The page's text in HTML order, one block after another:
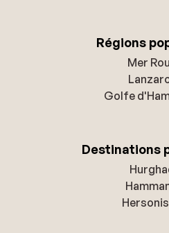
Régions
Mer
Golfe
Destinations